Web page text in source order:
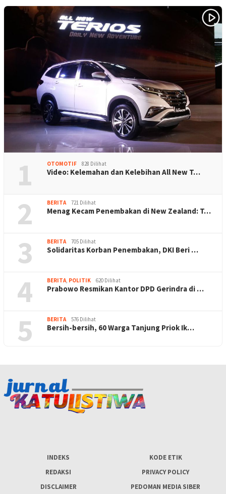
1 OTOMOTIF 828 Dilihat
Video: Kelemahan dan Kelebihan All New T…
2 BERITA 721 Dilihat
Menag Kecam Penembakan di New Zealand: T…
3 BERITA 705 Dilihat
Solidaritas Korban Penembakan, DKI Beri …
4 BERITA POLITIK 620 Dilihat
Prabowo Resmikan Kantor DPD Gerindra di …
5 BERITA 576 Dilihat
Bersih-bersih, 60 Warga Tanjung Priok Ik…
INDEKS
KODE ETIK
REDAKSI
PRIVACY POLICY
DISCLAIMER
PEDOMAN MEDIA SIBER